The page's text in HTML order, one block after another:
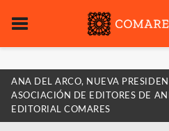
ANA DEL ARCO, NUEVA
ASOCIACIÓN DE EDITORES DE
EDITORIAL COMARES